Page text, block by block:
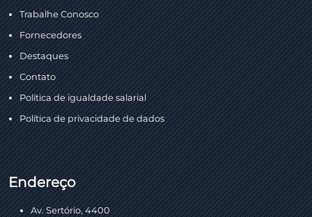
Trabalhe Conosco
Fornecedores
Destaques
Contato
Política de igualdade salarial
Política de privacidade de dados
Endereço
Av. Sertório, 4400